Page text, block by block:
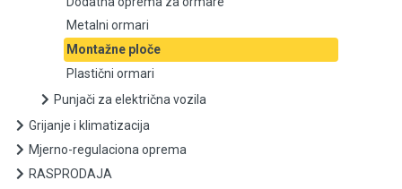
Montažne ploče
Plastični ormari
Punjači za električna vozila
Metalni ormari
Montažne ploče
Plastični ormari
Punjači za električna vozila
Grijanje i klimatizacija
Mjerno-regulaciona oprema
RASPRODAJA